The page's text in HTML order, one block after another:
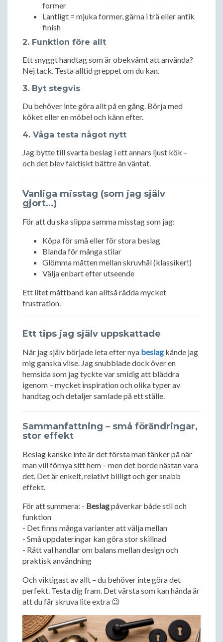
former
Lantligt = mjuka former, gärna i trä eller antik
finish
2. Funktion före allt
Ett snyggt handtag som är obekvämt att använda?
Nej tack. Testa alltid greppet om du kan.
3. Byt stegvis
Du behöver inte göra allt på en gång. Börja med
köket eller en möbel och känn efter.
4. Våga testa något nytt
Jag bytte till svarta beslag i ett annars ljust kök –
och det blev faktiskt bättre än väntat.
Vanliga misstag (som jag själv
gjort…)
För att du ska slippa samma misstag som jag:
Köpa för små eller för stora beslag
Blanda för många stilar
Glömma måtten mellan skruvhål (klassiker!)
Välja enbart efter utseende
Ett litet måttband kan alltså rädda mycket
frustration.
Ett tips jag själv uppskattade
När jag själv började leta efter nya beslag kände jag
mig ganska vilse. Jag snubblade dock över en
hemsida som jag tyckte var smidig att bläddra
igenom – mycket inspiration och olika typer av
handtag och detaljer samlade på ett ställe.
Sammanfattning – små förändringar,
stor effekt
Beslag kanske inte är det första man tänker på när
man vill förnya sitt hem – men det borde nästan vara
det. Det är enkelt, relativt billigt och ger snabb
effekt.
För att summera: - Beslagpåverkar både stil och
funktion
- Det finns många varianter att välja mellan
- Små uppdateringar kan göra stor skillnad
- Rätt val handlar om balans mellan design och
praktisk användning
Och viktigast av allt – du behöver inte göra det
perfekt. Testa dig fram. Det värsta som kan hända är
att du får skruva lite extra 😉